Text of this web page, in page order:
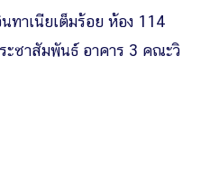
ทาเนียเต็มร้อย ห้อง 114
ชาสัมพันธ์ อาคาร 3 คณะวิ